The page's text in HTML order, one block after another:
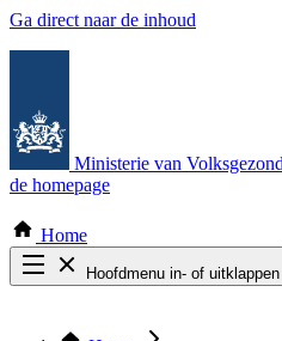
Ga direct naar de inhoud
Ministerie van
de homepage
Home
Hoofdmenu in- of uitklappen
Thema COVID-19